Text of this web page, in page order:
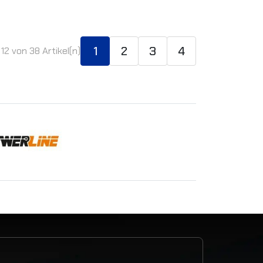
12 von 38 Artikel(n) 1 2 3 4